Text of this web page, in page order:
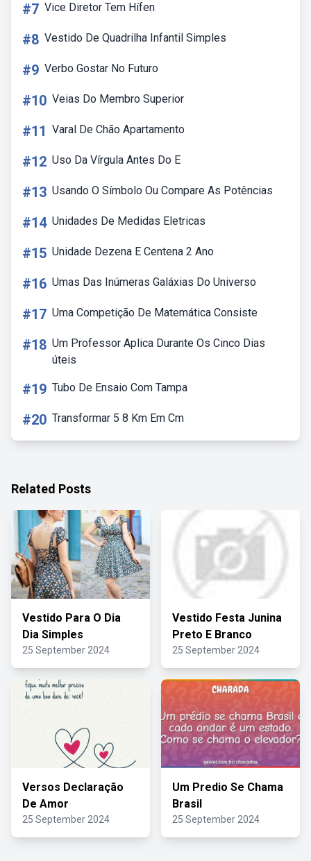
#7 Vice Diretor Tem Hífen
#8 Vestido De Quadrilha Infantil Simples
#9 Verbo Gostar No Futuro
#10 Veias Do Membro Superior
#11 Varal De Chão Apartamento
#12 Uso Da Vírgula Antes Do E
#13 Usando O Símbolo Ou Compare As Potências
#14 Unidades De Medidas Eletricas
#15 Unidade Dezena E Centena 2 Ano
#16 Umas Das Inúmeras Galáxias Do Universo
#17 Uma Competição De Matemática Consiste
#18 Um Professor Aplica Durante Os Cinco Dias
úteis
#19 Tubo De Ensaio Com Tampa
#20 Transformar 5 8 Km Em Cm
Related Posts
Vestido Para O Dia
Dia Simples
25 September 2024
Vestido Festa Junina
Preto E Branco
25 September 2024
Versos Declaração
De Amor
25 September 2024
Um Predio Se Chama
Brasil
25 September 2024